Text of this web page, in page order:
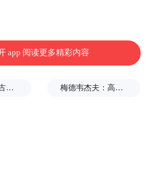
app 阅读更多精彩内容
联合国警告：古巴或变成沉默的加沙 梅德韦杰夫：高市早苗不提是谁扔的原子弹，真是耻辱